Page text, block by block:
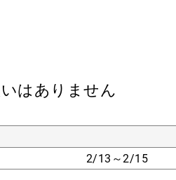
はありません
2/13～2/15